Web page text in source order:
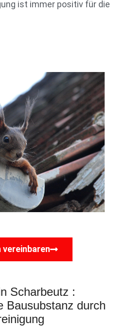
ist immer positiv für die
Scharbeutz :
Bausubstanz durch